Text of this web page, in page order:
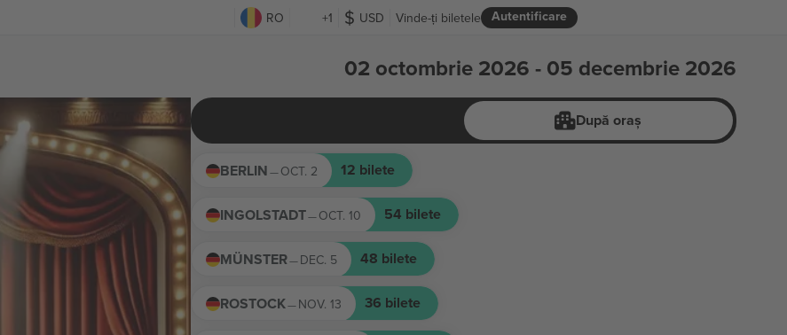
RO +1 USD Autentificare
Vinde-ți biletele
02 octombrie 2026 - 05 decembrie 2026
După oraș
BERLIN—OCT. 2 12 bilete
INGOLSTADT—OCT. 10 54 bilete
MÜNSTER—DEC. 5 48 bilete
ROSTOCK—NOV. 13 36 bilete